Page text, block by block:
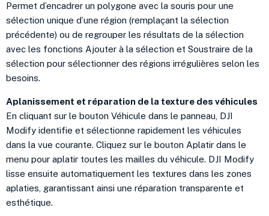
Permet d’encadrer un polygone avec la souris pour une
sélection unique d’une région (remplaçant la sélection
précédente) ou de regrouper les résultats de la sélection
avec les fonctions Ajouter à la sélection et Soustraire de la
sélection pour sélectionner des régions irrégulières selon les
besoins.
Aplanissement et réparation de la texture des véhicules
En cliquant sur le bouton Véhicule dans le panneau, DJI
Modify identifie et sélectionne rapidement les véhicules
dans la vue courante. Cliquez sur le bouton Aplatir dans le
menu pour aplatir toutes les mailles du véhicule. DJI Modify
lisse ensuite automatiquement les textures dans les zones
aplaties, garantissant ainsi une réparation transparente et
esthétique.